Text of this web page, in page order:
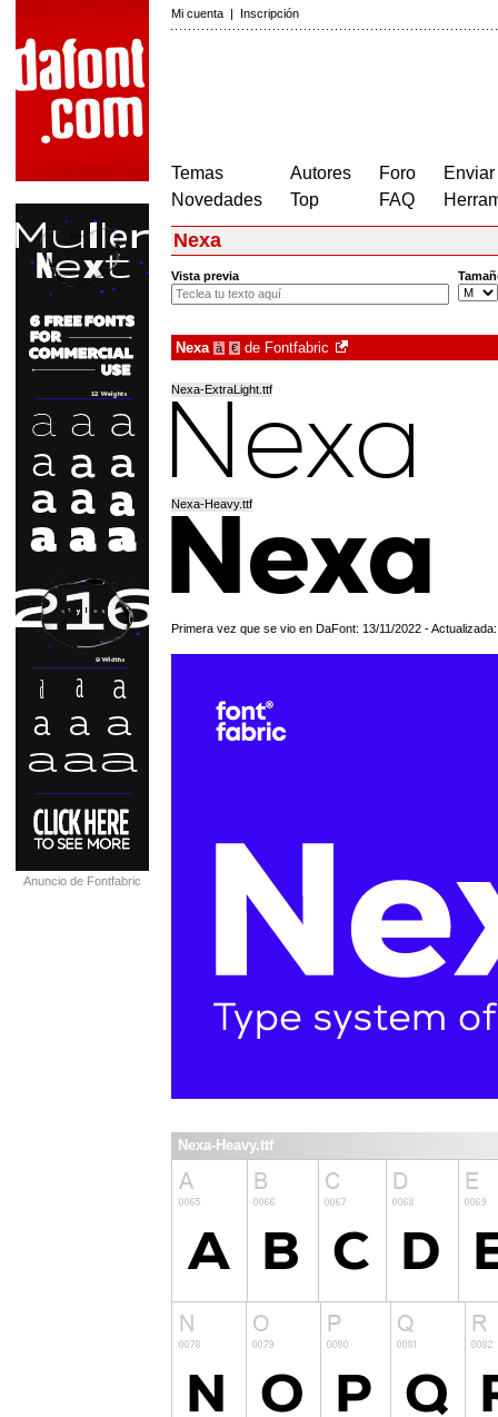
Mi cuenta | Inscripción
Temas
Novedades
Autores
Top
Foro
FAQ
Anuncio de Fontfabric
Nexa
Vista previa
Nexa à € de Fontfabric
Nexa-ExtraLight.ttf
Nexa-Heavy.ttf
Primera vez que se vio en DaFont: 13/11/2022 -
Nexa-Heavy.ttf